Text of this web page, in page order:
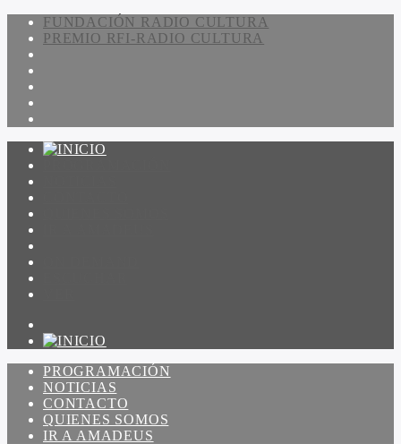
FUNDACIÓN RADIO CULTURA
PREMIO RFI-RADIO CULTURA
PROGRAMACIÓN
NOTICIAS
CONTACTO
QUIENES SOMOS
IR A AMADEUS